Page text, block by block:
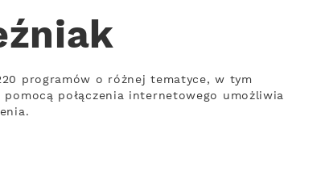
programów o różnej tematyce, w tym
połączenia internetowego umożliwia